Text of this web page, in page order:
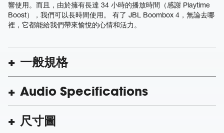
響使用。而且，由於擁有長達 34 小時的播放時間（感謝 Playtime
Boost），我們可以長時間使用。 有了 JBL Boombox 4，無論去哪
裡，它都能給我們帶來愉悅的心情和活力。
一般規格
Audio Specifications
尺寸圖